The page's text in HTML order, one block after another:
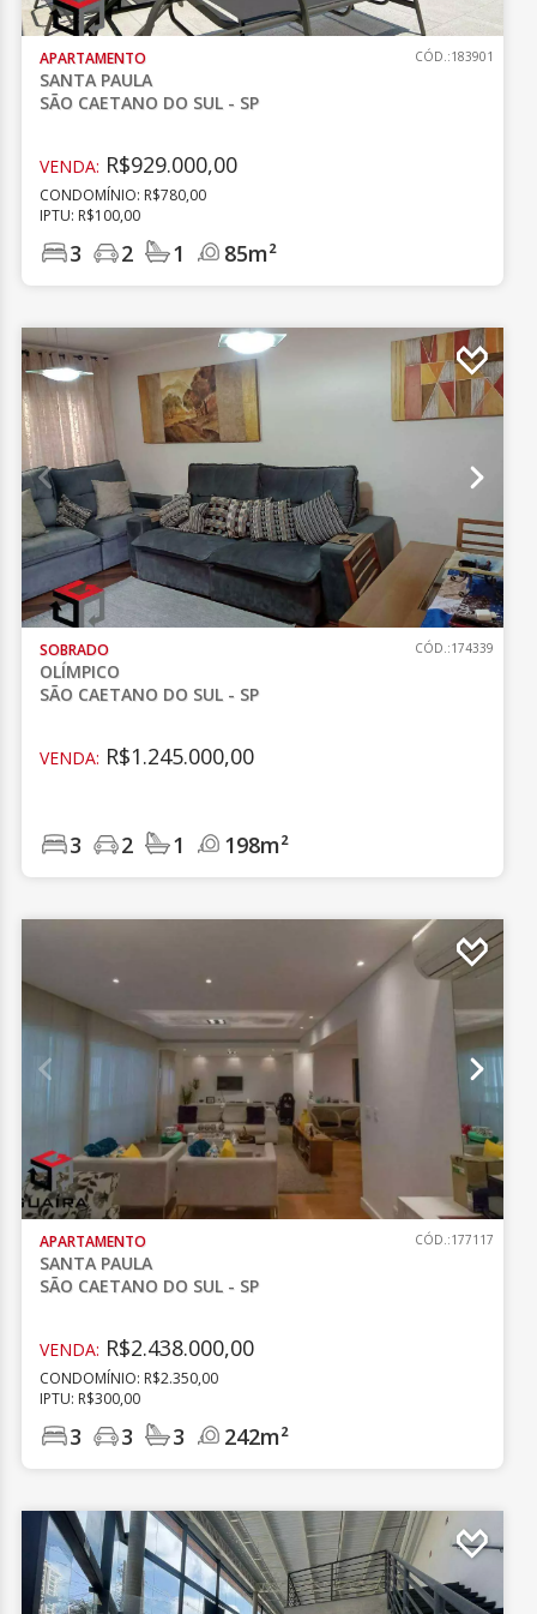
APARTAMENTO
SANTA PAULA
SÃO CAETANO DO SUL - SP
CÓD.:183901
VENDA: R$929.000,00
CONDOMÍNIO: R$780,00
IPTU: R$100,00
3 2 1 85m²
SOBRADO
OLÍMPICO
SÃO CAETANO DO SUL - SP
CÓD.:174339
VENDA: R$1.245.000,00
3 2 1 198m²
APARTAMENTO
SANTA PAULA
SÃO CAETANO DO SUL - SP
CÓD.:177117
VENDA: R$2.438.000,00
CONDOMÍNIO: R$2.350,00
IPTU: R$300,00
3 3 3 242m²